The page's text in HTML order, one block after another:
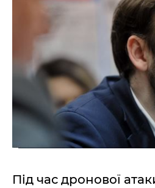
Під час дронової